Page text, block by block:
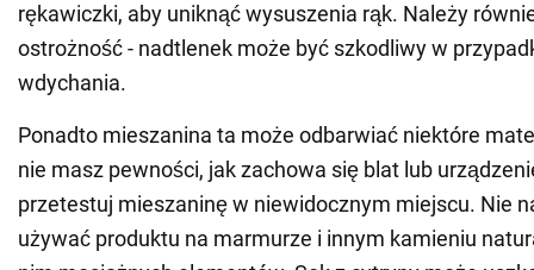
rękawiczki, aby uniknąć wysuszenia rąk. Należy
ostrożność - nadtlenek może być szkodliwy w
wdychania.
Ponadto mieszanina ta może odbarwiać niektóre
nie masz pewności, jak zachowa się blat lub
przetestuj mieszaninę w niewidocznym miejscu. Nie
używać produktu na marmurze i innym kamieniu